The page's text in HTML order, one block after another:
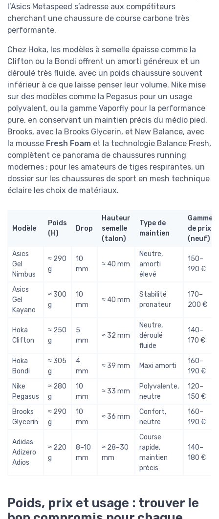
l’Asics Metaspeed s’adresse aux compétiteurs
cherchant une chaussure de course carbone très
performante.
Chez Hoka, les modèles à semelle épaisse comme la
Clifton ou la Bondi offrent un amorti généreux et un
déroulé très fluide, avec un poids chaussure souvent
inférieur à ce que laisse penser leur volume. Nike mise
sur des modèles comme la Pegasus pour un usage
polyvalent, ou la gamme Vaporfly pour la performance
pure, en conservant un maintien précis du médio pied.
Brooks, avec la Brooks Glycerin, et New Balance, avec
la mousse Fresh Foam et la technologie Balance Fresh,
complètent ce panorama de chaussures running
modernes ; pour les amateurs de tiges respirantes, un
dossier sur les chaussures de sport en mesh technique
éclaire les choix de matériaux.
Modèle
Poids
(H)
Drop
Hauteur
semelle
(talon)
Type de
maintien
Gamme
de prix
(neuf)
Asics
Gel
Nimbus
≈ 290
g
10
mm
≈ 40 mm
Neutre,
amorti
élevé
150–
190 €
Asics
Gel
Kayano
≈ 300
g
10
mm
≈ 40 mm
Stabilité
pronateur
170–
200 €
Hoka
Clifton
≈ 250
g
5
mm
≈ 32 mm
Neutre,
déroulé
fluide
140–
170 €
Hoka
Bondi
≈ 305
g
4
mm
≈ 39 mm Maxi amorti
160–
190 €
Nike
Pegasus
≈ 280
g
10
mm
≈ 33 mm
Polyvalente,
neutre
120–
150 €
Brooks
Glycerin
≈ 290
g
10
mm
≈ 36 mm
Confort,
neutre
160–
190 €
Adidas
Adizero
Adios
≈ 220
g
8–10
mm
≈ 28–30
mm
Course
rapide,
maintien
précis
140–
180 €
Poids, prix et usage : trouver le